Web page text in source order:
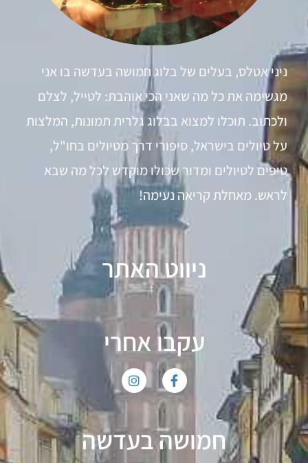
ניני אטלס, בעלים של בלוג חמושה בעדשה בו אני
מגשימה את כל מה שאני הכי אוהבת: לטייל, לצלם
ולכתוב. תוכלו למצוא בבלוג גלרית תמונות, המלצות
על טיולים בישראל, סיפורי דרך מטיולים בחו"ל,
טיפים לטיולים ומדור שכולו מוקדש לכל מה שבא
לראש. מאחלת קריאה נעימה!
ניווט האתר
עקבו אחרי
חמושה בעדשה